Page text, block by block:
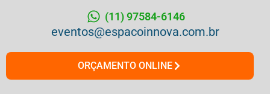
(11) 97584-6146
eventos@espacoinnova.com.br
ORÇAMENTO ONLINE